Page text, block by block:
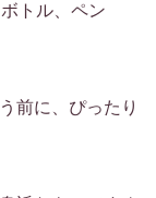
トル、ペン
前に、ぴったり